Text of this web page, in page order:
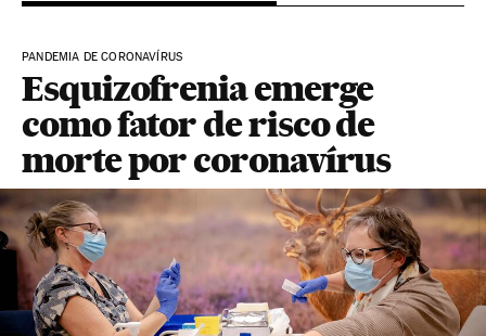
PANDEMIA DE CORONAVÍRUS
Esquizofrenia emerge
como fator de risco de
morte por coronavírus